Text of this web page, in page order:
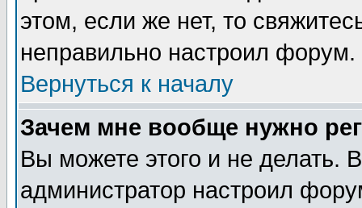
этом, если же нет, то
неправильно настроил форум.
Вернуться к началу
Зачем мне вообще нужно
Вы можете этого и не делать.
администратор настроил